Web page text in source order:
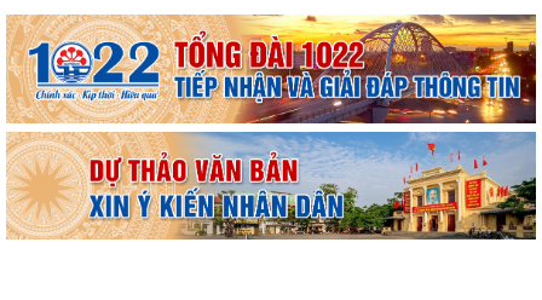
Tổ Đại biểu số 05 HĐND thành phố tiếp xúc cử tri sau Kỳ họp thường lệ
giữa năm 2026 HĐND thành phố...
Hội nghị tập huấn công tác Đoàn và phong trào thanh thiếu nhi năm
2026
Công văn số: 20/CV-TYT của Trạm y tế phường v/v công khai số điện
thoại đường dây nóng tiếp nhận...